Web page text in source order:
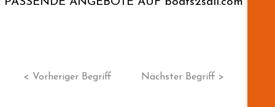
< Vorheriger Begriff Nächster Begriff >